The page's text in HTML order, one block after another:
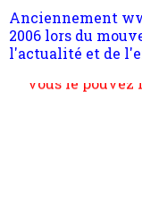
2006 lors du
l'actualité et de
s'occupe plus
transformation
suivant la
contrat est la
multiples
hésitation,